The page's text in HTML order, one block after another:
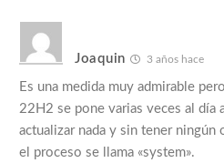
Joaquin 3 años hace
Es una medida muy admirable
22H2 se pone varias veces al día
actualizar nada y sin tener ningún
el proceso se llama «system».